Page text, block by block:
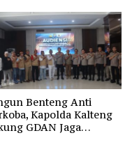
Benteng Anti
Kapolda Kalteng
GDAN Jaga